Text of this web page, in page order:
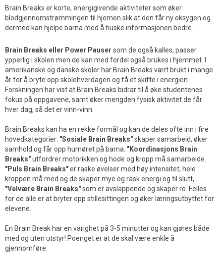
Brain Breaks er korte, energigivende aktiviteter som øker
blodgjennomstrømmingen til hjernen slik at den får ny oksygen og
dermed kan hjelpe barna med å huske informasjonen bedre.
Brain Breaks eller Power Pauser som de også kalles, passer
ypperlig i skolen men de kan med fordel også brukes i hjemmet. I
amerikanske og danske skoler har Brain Breaks vært brukt i mange
år for å bryte opp skolehverdagen og få et skifte i energien.
Forskningen har vist at Brain Breaks bidrar til å øke studentenes
fokus på oppgavene, samt øker mengden fysisk aktivitet de får
hver dag, så det er vinn-vinn.
Brain Breaks kan ha en rekke formål og kan de deles ofte inn i fire
hovedkategorier: "Sosiale Brain Breaks"skaper samarbeid, øker
samhold og får opp humøret på barna. "Koordinasjons Brain
Breaks"utfordrer motorikken og hode og kropp må samarbeide.
"Puls Brain Breaks"er raske øvelser med høy intensitet, hele
kroppen må med og de skaper mye og rask energi og til slutt,
"Velvære Brain Breaks"som er avslappende og skaper ro. Felles
for de alle er at bryter opp stillesittingen og øker læringsutbyttet for
elevene.
En Brain Break har en varighet på 3-5 minutter og kan gjøres både
med og uten utstyr! Poenget er at de skal være enkle å
gjennomføre.